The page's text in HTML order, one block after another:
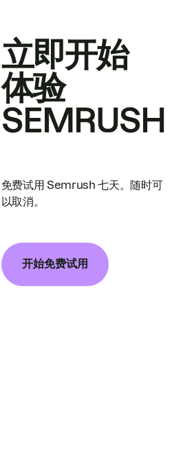
立即开始
体验
SEMRUSH
免费试用 Semrush 七天。随时可
以取消。
开始免费试用